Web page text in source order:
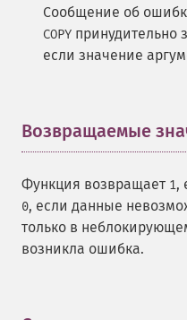
Сообщение об
COPY принудительно
если значение
Возвращаемые
Функция возвращает 1,
0, если данные
только в
возникла ошибка.